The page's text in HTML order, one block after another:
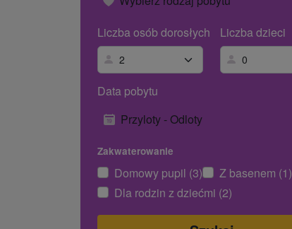
Liczba osób dorosłych
Liczba dzieci
Data pobytu
Przyloty - Odloty
Zakwaterowanie
Domowy pupil (3)
Z basenem (1)
Dla rodzin z dziećmi (2)